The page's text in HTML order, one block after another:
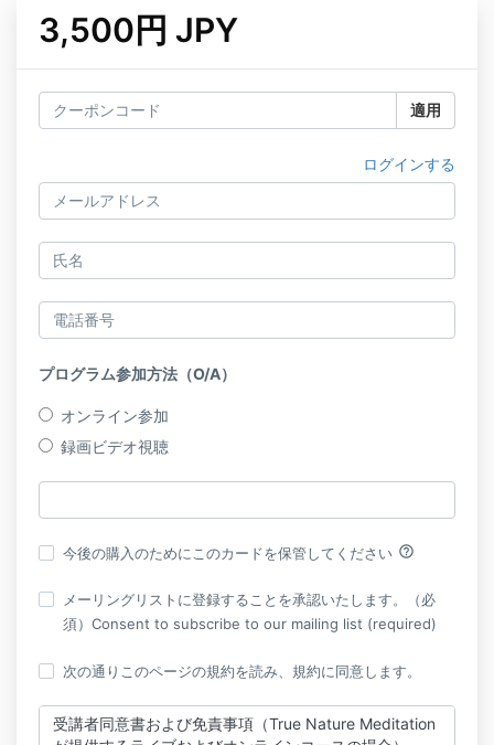
3,500円 JPY
適用
ログインする
プログラム参加方法（O/A）
オンライン参加
録画ビデオ視聴
今後の購入のためにこのカードを保管してください help_outline
メーリングリストに登録することを承認いたします。（必
須）Consent to subscribe to our mailing list (required)
次の通りこのページの規約を読み、規約に同意します。
受講者同意書および免責事項（True Nature Meditation